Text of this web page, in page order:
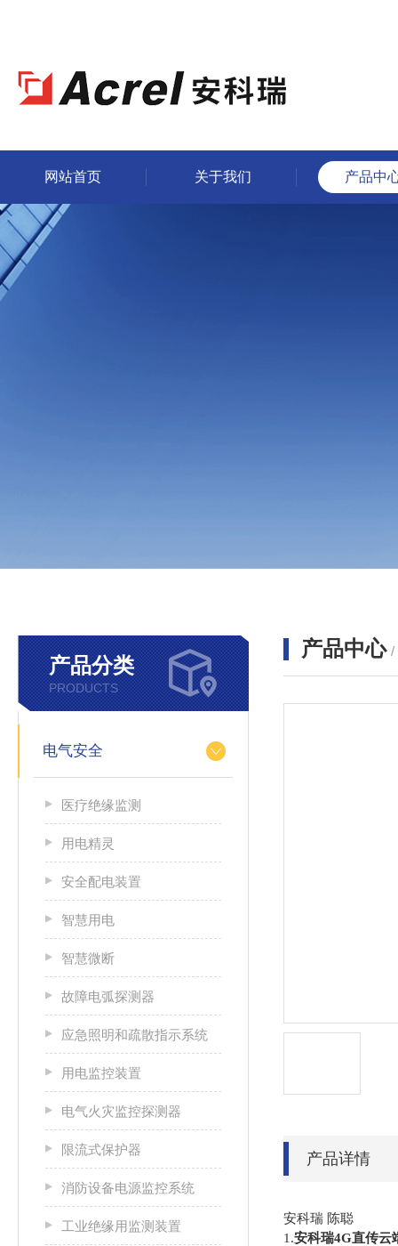
网站首页 关于我们 产品中
产品分类
PRODUCTS
电气安全
医疗绝缘监测
用电精灵
安全配电装置
智慧用电
智慧微断
故障电弧探测器
应急照明和疏散指示系统
用电监控装置
电气火灾监控探测器
限流式保护器
消防设备电源监控系统
工业绝缘用监测装置
产品中心 /
产品详情
安科瑞 陈聪
1.安科瑞4G直传云